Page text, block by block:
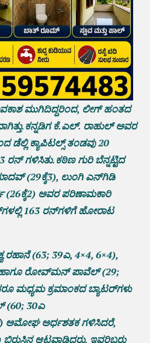
ಮುಗಿದಿದ್ದರಿಂದ, ಲೀಗ್ ಹಂತದ
ಕೆ.ಎಲ್. ರಾಹುಲ್ ಅವರ
ಕ್ಯಾಪಿಟಲ್ಸ್ ತಂಡವು 20
ಗಳಿಸಿತು.ಕಠಿಣ ಗುರಿ ಬೆನ್ನಟ್ಟಿದ
(29ಕ್ಕೆ3), ಲುಂಗಿ ಎನ್‌ಗಿಡಿ
(26ಕ್ಕೆ2) ಅವರ ಪರಿಣಾಮಕಾರಿ
163 ರನ್‌ಗಳಿಗೆ ಹೋರಾಟ
(63; 39ಎ, 4×4, 6×4),
ರೋವ್‌ಮನ್‌ ಪಾವೆಲ್‌ (29;
ಮಧ್ಯಮ ಕ್ರಮಾಂಕದ ಬ್ಯಾಟರ್‌ಗಳು
(60; 30ಎ
ಅಮೋಘ ಅರ್ಧಶತಕ ಗಳಿಸಿದರೆ,
ಆಟವಾಡಿದರು. ಇವರಿಬ್ಬರು